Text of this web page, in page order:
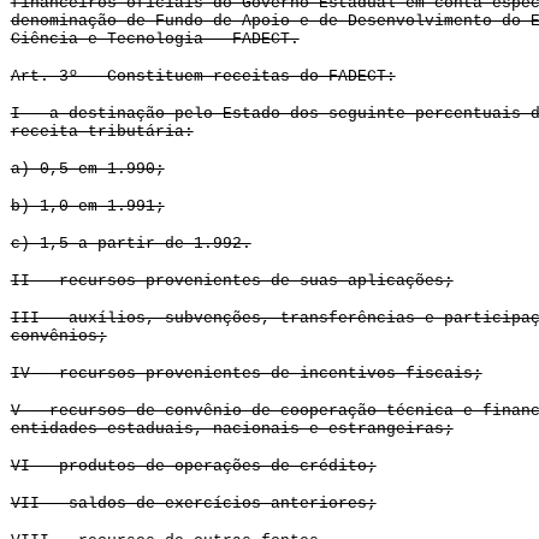
denominação de Fundo de Apoio e de Desenvolvimento do
Ciência e Tecnologia - FADECT.
Art. 3º - Constituem receitas do FADECT:
I - a destinação pelo Estado dos seguinte percentuais
receita tributária:
a) 0,5 em 1.990;
b) 1,0 em 1.991;
c) 1,5 a partir de 1.992.
II - recursos provenientes de suas aplicações;
III - auxílios, subvenções, transferências e
convênios;
IV - recursos provenientes de incentivos fiscais;
V - recursos de convênio de cooperação técnica e
entidades estaduais, nacionais e estrangeiras;
VI - produtos de operações de crédito;
VII - saldos de exercícios anteriores;